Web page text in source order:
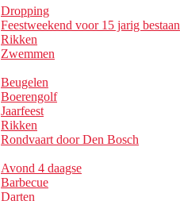
Dropping
Feestweekend voor 15 jarig bestaan
Rikken
Zwemmen
Beugelen
Boerengolf
Jaarfeest
Rikken
Rondvaart door Den Bosch
Avond 4 daagse
Barbecue
Darten